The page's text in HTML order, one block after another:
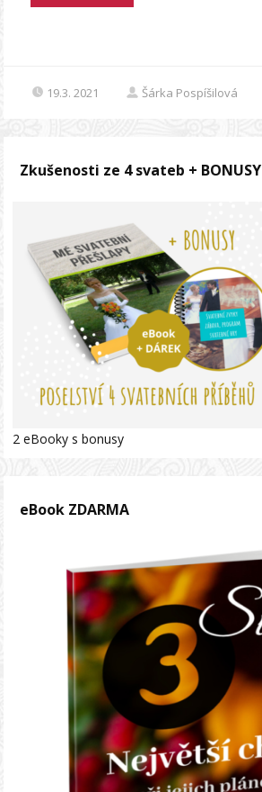
19.3. 2021 Šárka Pospíšilová
Zkušenosti ze 4 svateb + BONUSY
2 eBooky s bonusy
eBook ZDARMA